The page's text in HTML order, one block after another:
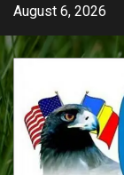
Skip
content
August 6, 2026